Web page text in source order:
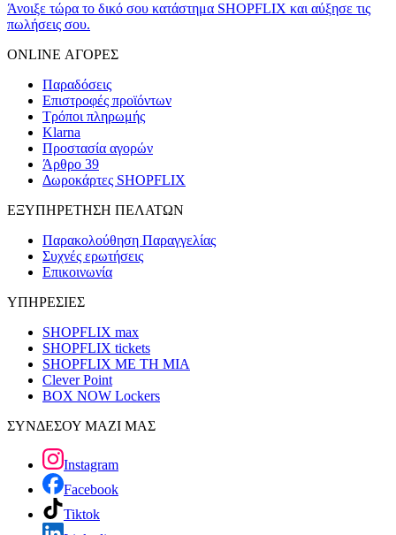
Άνοιξε τώρα το δικό σου κατάστημα SHOPFLIX και αύξησε τις
πωλήσεις σου.
ONLINE ΑΓΟΡΕΣ
Παραδόσεις
Επιστροφές προϊόντων
Τρόποι πληρωμής
Klarna
Προστασία αγορών
Άρθρο 39
Δωροκάρτες SHOPFLIX
ΕΞΥΠΗΡΕΤΗΣΗ ΠΕΛΑΤΩΝ
Παρακολούθηση Παραγγελίας
Συχνές ερωτήσεις
Επικοινωνία
ΥΠΗΡΕΣΙΕΣ
SHOPFLIX max
SHOPFLIX tickets
SHOPFLIX ΜΕ ΤΗ ΜΙΑ
Clever Point
BOX NOW Lockers
ΣΥΝΔΕΣΟΥ ΜΑΖΙ ΜΑΣ
Instagram
Facebook
Tiktok